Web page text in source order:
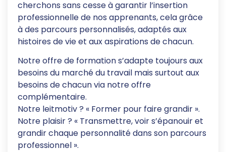
cherchons sans cesse à garantir l’insertion
professionnelle de nos apprenants, cela grâce
à des parcours personnalisés, adaptés aux
histoires de vie et aux aspirations de chacun.
Notre offre de formation s’adapte toujours aux
besoins du marché du travail mais surtout aux
besoins de chacun via notre offre
complémentaire.
Notre leitmotiv ? « Former pour faire grandir ».
Notre plaisir ? « Transmettre, voir s’épanouir et
grandir chaque personnalité dans son parcours
professionnel ».